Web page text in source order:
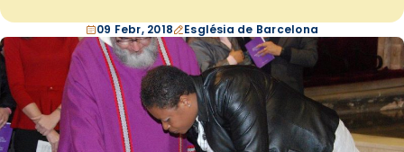
09 Febr, 2018 Església de Barcelona